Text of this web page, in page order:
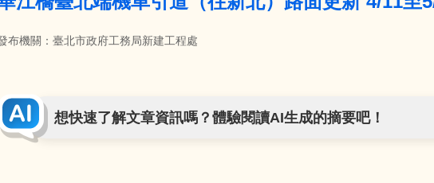
布機關：臺北市政府工務局新建工程處
想快速了解文章資訊嗎？體驗閱讀AI生成的摘要吧！